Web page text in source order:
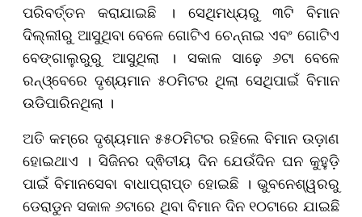
ପରିବର୍ତ୍ତନ କରାଯାଇଛି । ସେଥିମଧ୍ୟରୁ ୩ଟି ବିମାନ
ଦିଲ୍ଲୀରୁ ଆସୁଥିବା ବେଳେ ଗୋଟିଏ ଚେନ୍ନାଇ ଏବଂ ଗୋଟିଏ
ବେଙ୍ଗାଲୁରୁରୁ ଆସୁଥିଲା । ସକାଳ ସାଢ଼େ ୬ଟା ବେଳେ
ରନ୍ଓ୍ବେରେ ଦୃଶ୍ୟମାନ ୫୦ମିଟର ଥିଲା ସେଥିପାଇଁ ବିମାନ
ଉଡିପାରିନଥିଲା ।
ଅତି କମ୍‌ରେ ଦୃଶ୍ୟମାନ ୫୫୦ମିଟର ରହିଲେ ବିମାନ ଉଡ଼ାଣ
ହୋଇଥାଏ । ସିଜିନର ଦ୍ଵିତୀୟ ଦିନ ଯେଉଁଦିନ ଘନ କୁହୁଡ଼ି
ପାଇଁ ବିମାନସେବା ବାଧାପ୍ରାପ୍ତ ହୋଇଛି । ଭୁବନେଶ୍ୱରରୁ
ଡେରାଡୁନ ସକାଳ ୬ଟାରେ ଥିବା ବିମାନ ଦିନ ୧୦ଟାରେ ଯାଇଛି